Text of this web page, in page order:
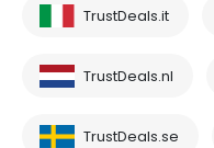
TrustDeals.it
TrustDeals.nl
TrustDeals.se